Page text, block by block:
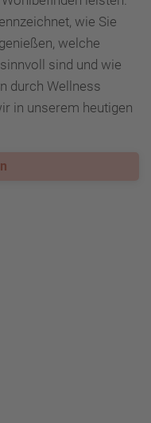
wie Sie
welche
sind und wie
durch Wellness
in unserem heutigen